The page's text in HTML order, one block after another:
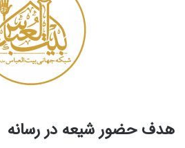
هدف حضور شیعه در رسانه